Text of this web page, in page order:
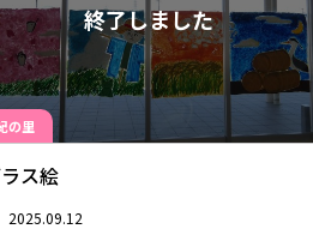
の里
終了しました
ス絵
2025.09.12